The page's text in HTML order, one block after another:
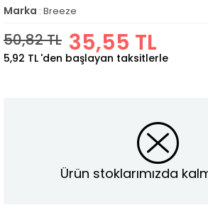
Marka : Breeze
50,82 TL 35,55 TL
5,92 TL 'den başlayan taksitlerle
Ürün stoklarımızda